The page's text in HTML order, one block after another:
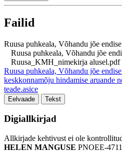
Failid
Ruusa puhkeala, Võhandu jõe
Ruusa puhkeala, Võhandu jõe
Ruusa_KMH_nimekirja alusel.pdf
Ruusa puhkeala, Võhandu jõe
keskkonnamõju hindamise aruande
teade.asice
Eelvaade Tekst
Digiallkirjad
Allkirjade kehtivust ei ole
HELEN MANGUSE PNOEE-